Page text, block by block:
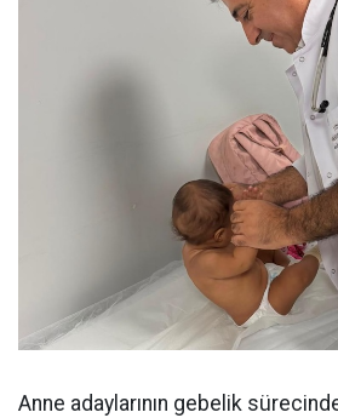
Anne adaylarının gebelik